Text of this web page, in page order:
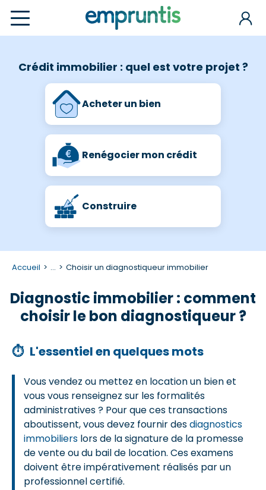
Crédit immobilier : quel est votre projet ?
Acheter un bien
Renégocier mon crédit
Construire
Accueil ... Choisir un diagnostiqueur immobilier
Diagnostic immobilier : comment
choisir le bon diagnostiqueur ?
⏱ L'essentiel en quelques mots
Vous vendez ou mettez en location un bien et
vous vous renseignez sur les formalités
administratives ? Pour que ces transactions
aboutissent, vous devez fournir desdiagnostics
immobiliers lors de la signature de la promesse
de vente ou du bail de location. Ces examens
doivent être impérativement réalisés par un
professionnel certifié.